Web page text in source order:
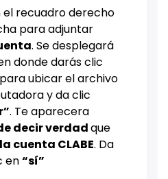
el recuadro derecho
para adjuntar
. Se desplegará
donde darás clic
para ubicar el archivo
y da clic
. Te aparecera
decir verdadque
cuenta CLABE. Da
en“sí”